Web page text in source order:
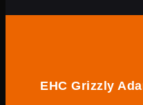
EHC Grizzly